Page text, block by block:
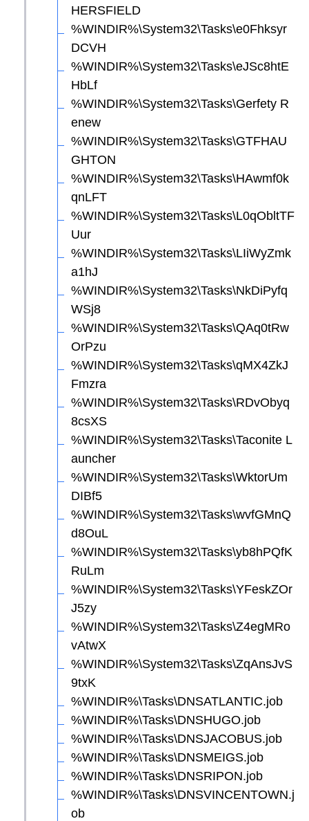
HERSFIELD
%WINDIR%\System32\Tasks\e0Fhksyr
DCVH
%WINDIR%\System32\Tasks\eJSc8htE
HbLf
%WINDIR%\System32\Tasks\Gerfety R
enew
%WINDIR%\System32\Tasks\GTFHAU
GHTON
%WINDIR%\System32\Tasks\HAwmf0k
qnLFT
%WINDIR%\System32\Tasks\L0qObltTF
Uur
%WINDIR%\System32\Tasks\LIiWyZmk
a1hJ
%WINDIR%\System32\Tasks\NkDiPyfq
WSj8
%WINDIR%\System32\Tasks\QAq0tRw
OrPzu
%WINDIR%\System32\Tasks\qMX4ZkJ
Fmzra
%WINDIR%\System32\Tasks\RDvObyq
8csXS
%WINDIR%\System32\Tasks\Taconite L
auncher
%WINDIR%\System32\Tasks\WktorUm
DIBf5
%WINDIR%\System32\Tasks\wvfGMnQ
d8OuL
%WINDIR%\System32\Tasks\yb8hPQfK
RuLm
%WINDIR%\System32\Tasks\YFeskZOr
J5zy
%WINDIR%\System32\Tasks\Z4egMRo
vAtwX
%WINDIR%\System32\Tasks\ZqAnsJvS
9txK
%WINDIR%\Tasks\DNSATLANTIC.job
%WINDIR%\Tasks\DNSHUGO.job
%WINDIR%\Tasks\DNSJACOBUS.job
%WINDIR%\Tasks\DNSMEIGS.job
%WINDIR%\Tasks\DNSRIPON.job
%WINDIR%\Tasks\DNSVINCENTOWN.j
ob